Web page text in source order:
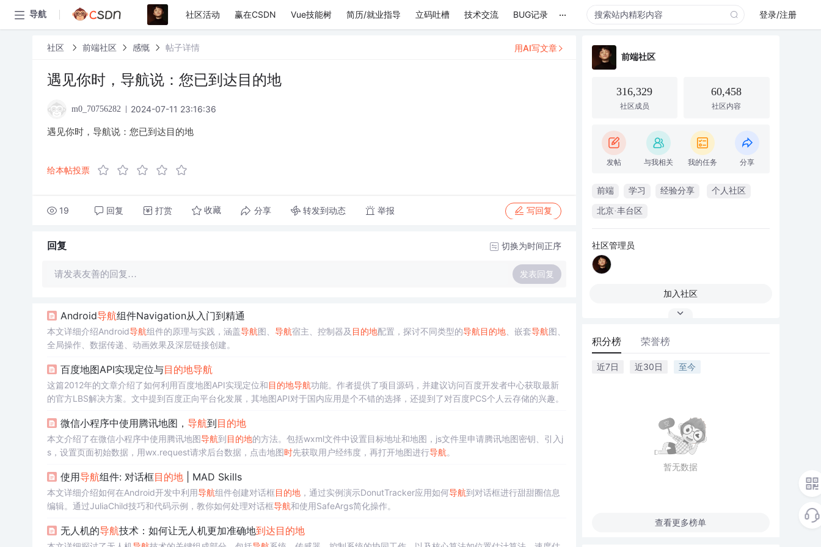
导航 社区活动 赢在CSDN Vue技能树 简历/就业指导 立码吐槽 技术交流 BUG记录 ... 登录/注册
社区 前端社区 感慨 帖子详情
遇见你时，导航说：您已到达目的地
m0_70756282 2024-07-11 23:16:36
遇见你时，导航说：您已到达目的地
给本帖投票
19 回复 打赏 收藏 分享 转发到动态 举报 写回复
用AI写文章
回复 切换为时间正序
请发表友善的回复… 发表回复
Android导航组件Navigation从入门到精通
本文详细介绍Android导航组件的原理与实践，涵盖导航图、 导航宿主、控制器及 目的地配置，探讨不同类型的导航目的地、嵌套导航图、
全局操作、数据传递、动画效果及深层链接创建。
百度地图API实现定位与目的地导航
这篇2012年的文章介绍了如何利用百度地图API实现定位和目的地导航功能。作者提供了项目源码，并建议访问百度开发者中心获取最新
的官方LBS解决方案。文中提到百度正向平台化发展，其地图API对于国内应用是个不错的选择，还提到了对百度PCS个人云存储的兴趣。
微信小程序中使用腾讯地图， 导航到目的地
本文介绍了在微信小程序中使用腾讯地图导航到目的地的方法。包括wxml文件中设置目标地址和地图，js文件里申请腾讯地图密钥、引入j
s，设置页面初始数据，用wx.request请求后台数据，点击地图时先获取用户经纬度，再打开地图进行导航。
使用导航组件: 对话框目的地| MAD Skills
本文详细介绍如何在Android开发中利用导航组件创建对话框目的地，通过实例演示DonutTracker应用如何导航到对话框进行甜甜圈信息
编辑。通过JuliaChild技巧和代码示例，教你如何处理对话框导航和使用SafeArgs简化操作。
无人机的导航技术：如何让无人机更加准确地到达目的地
前端社区
316,329
社区成员
60,458
社区内容
发帖 与我相关 我的任务 分享
前端 学习 经验分享 个人社区
北京·丰台区
社区管理员
加入社区
积分榜 荣誉榜
近7日 近30日 至今
暂无数据
查看更多榜单